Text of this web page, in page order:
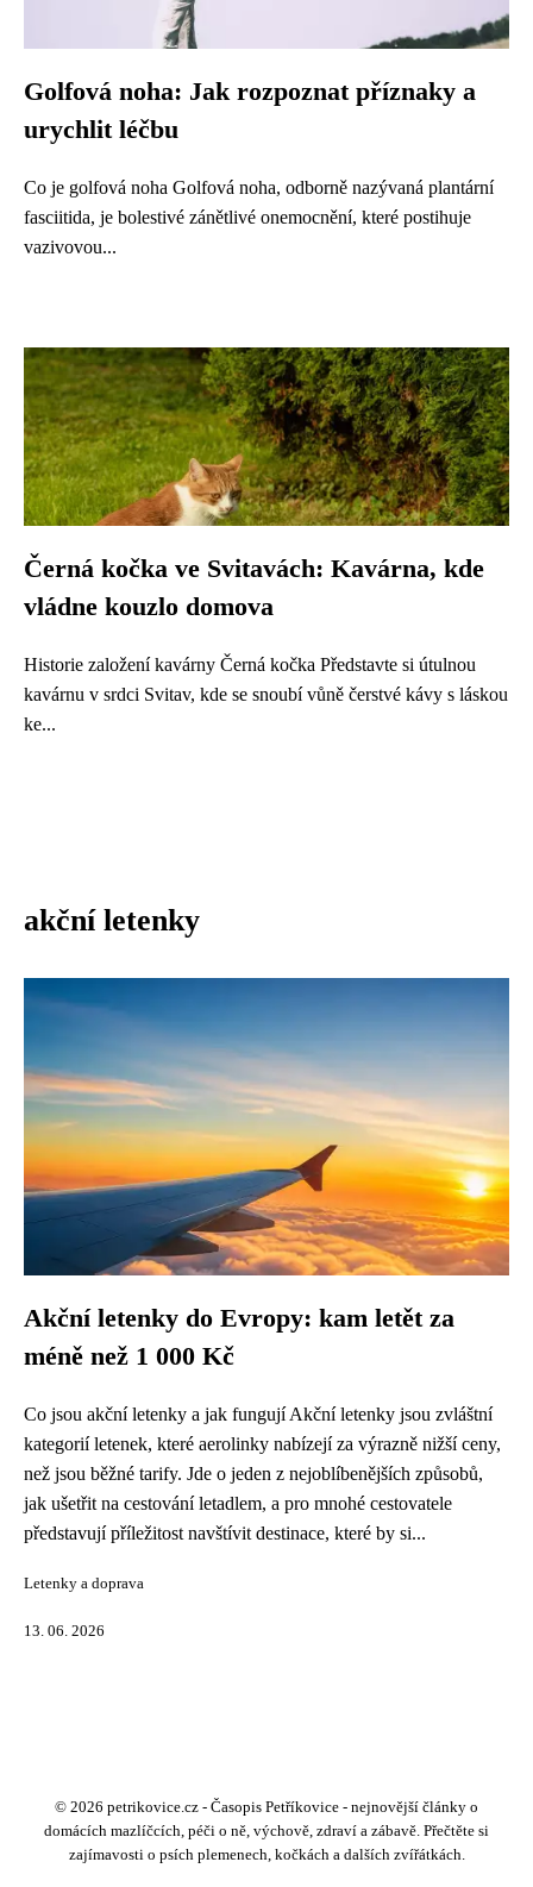
Golfová noha: Jak rozpoznat příznaky a
urychlit léčbu
Co je golfová noha Golfová noha, odborně nazývaná plantární
fasciitida, je bolestivé zánětlivé onemocnění, které postihuje
vazivovou...
Černá kočka ve Svitavách: Kavárna, kde
vládne kouzlo domova
Historie založení kavárny Černá kočka Představte si útulnou
kavárnu v srdci Svitav, kde se snoubí vůně čerstvé kávy s láskou
ke...
akční letenky
Akční letenky do Evropy: kam letět za
méně než 1 000 Kč
Co jsou akční letenky a jak fungují Akční letenky jsou zvláštní
kategorií letenek, které aerolinky nabízejí za výrazně nižší ceny,
než jsou běžné tarify. Jde o jeden z nejoblíbenějších způsobů,
jak ušetřit na cestování letadlem, a pro mnohé cestovatele
představují příležitost navštívit destinace, které by si...
Letenky a doprava
13. 06. 2026
© 2026 petrikovice.cz - Časopis Petříkovice - nejnovější články o
domácích mazlíčcích, péči o ně, výchově, zdraví a zábavě. Přečtěte si
zajímavosti o psích plemenech, kočkách a dalších zvířátkách.